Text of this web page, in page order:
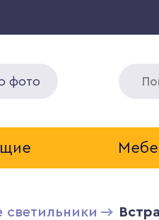
фото
светильники